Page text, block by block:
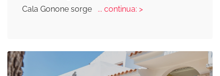
Cala Gonone sorge
... continua: >